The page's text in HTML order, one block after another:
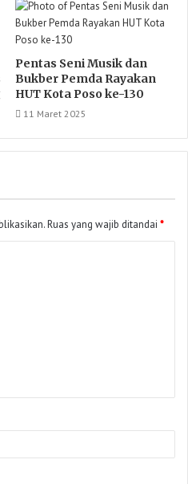
Pentas Seni Musik dan
Bukber Pemda Rayakan
HUT Kota Poso ke-130
11 Maret 2025
Ruas yang wajib ditandai *